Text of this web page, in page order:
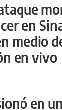
en
medio
en vivo
en